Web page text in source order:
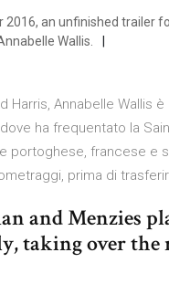
2016, an unfinished
Wallis.
Harris, Annabelle Wallis
ha frequentato la
portoghese, francese e
prima di
and Menzies
taking over